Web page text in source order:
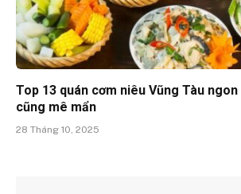
Top 13 quán cơm niêu Vũng Tàu
cũng mê mẩn
28 Tháng 10, 2025